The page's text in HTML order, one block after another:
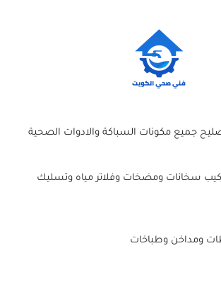
جميع مكونات السباكة والادوات الصحية
سخانات ومضخات وفلاتر مياه وتسليك
ومداخن وطباخات